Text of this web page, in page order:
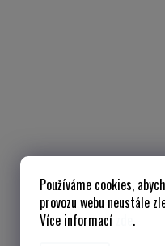
Používáme cookies,
provozu webu neustále
Více informací
.